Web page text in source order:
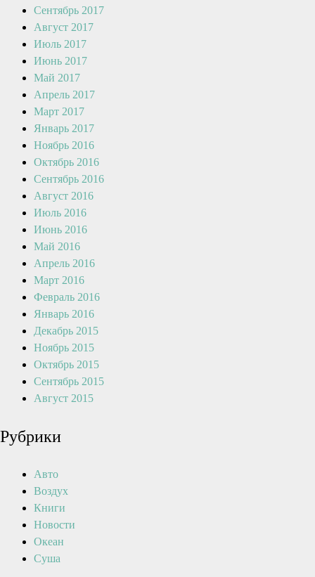
Сентябрь 2017
Август 2017
Июль 2017
Июнь 2017
Май 2017
Апрель 2017
Март 2017
Январь 2017
Ноябрь 2016
Октябрь 2016
Сентябрь 2016
Август 2016
Июль 2016
Июнь 2016
Май 2016
Апрель 2016
Март 2016
Февраль 2016
Январь 2016
Декабрь 2015
Ноябрь 2015
Октябрь 2015
Сентябрь 2015
Август 2015
Рубрики
Авто
Воздух
Книги
Новости
Океан
Суша